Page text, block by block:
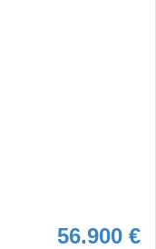
56.900 €